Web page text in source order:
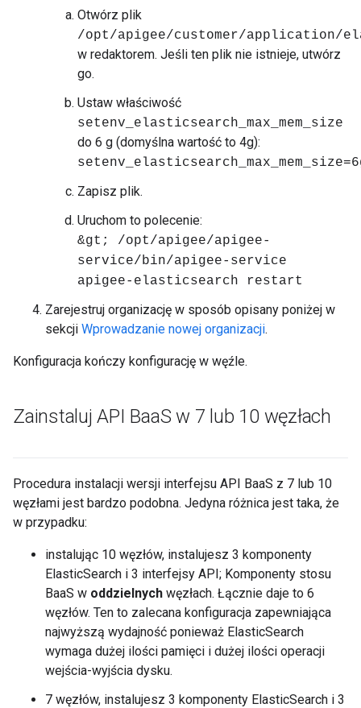
Otwórz plik
/opt/apigee/customer/application/
w redaktorem. Jeśli ten plik nie istnieje, utwórz
go.
Ustaw właściwość
setenv_elasticsearch_max_mem_size
do 6 g (domyślna wartość to 4g):
Zapisz plik.
Uruchom to polecenie:
&gt; /opt/apigee/apigee-
service/bin/apigee-service
apigee-elasticsearch restart
Zarejestruj organizację w sposób opisany poniżej w
sekcji Wprowadzanie nowej organizacji.
Konfiguracja kończy konfigurację w węźle.
Zainstaluj API BaaS w 7 lub 10 węzłach
Procedura instalacji wersji interfejsu API BaaS z 7 lub 10
węzłami jest bardzo podobna. Jedyna różnica jest taka, że
w przypadku:
instalując 10 węzłów, instalujesz 3 komponenty
ElasticSearch i 3 interfejsy API; Komponenty stosu
BaaS w oddzielnych węzłach. Łącznie daje to 6
węzłów. Ten to zalecana konfiguracja zapewniająca
najwyższą wydajność ponieważ ElasticSearch
wymaga dużej ilości pamięci i dużej ilości operacji
wejścia-wyjścia dysku.
7 węzłów, instalujesz 3 komponenty ElasticSearch i 3